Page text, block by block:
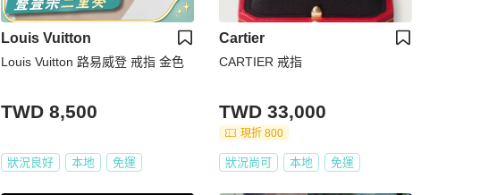
Louis Vuitton
Louis Vuitton 路易威登 戒指 金色
TWD 8,500
狀況良好 本地 免運
Cartier
CARTIER 戒指
TWD 33,000
現折 800
狀況尚可 本地 免運